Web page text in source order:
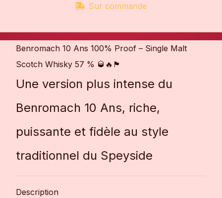
Sur commande
Benromach 10 Ans 100% Proof – Single Malt
Scotch Whisky 57 % 🥃🔥🏴󠁧󠁢󠁳󠁣󠁴󠁿
Une version plus intense du
Benromach 10 Ans, riche,
puissante et fidèle au style
traditionnel du Speyside
Description